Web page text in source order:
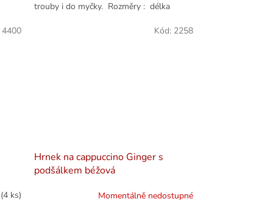
trouby i do myčky. Rozměry : délka
(4 ks)
4400
Hrnek na cappuccino Ginger s
podšálkem béžová
Momentálně nedostupné
Kód: 2258